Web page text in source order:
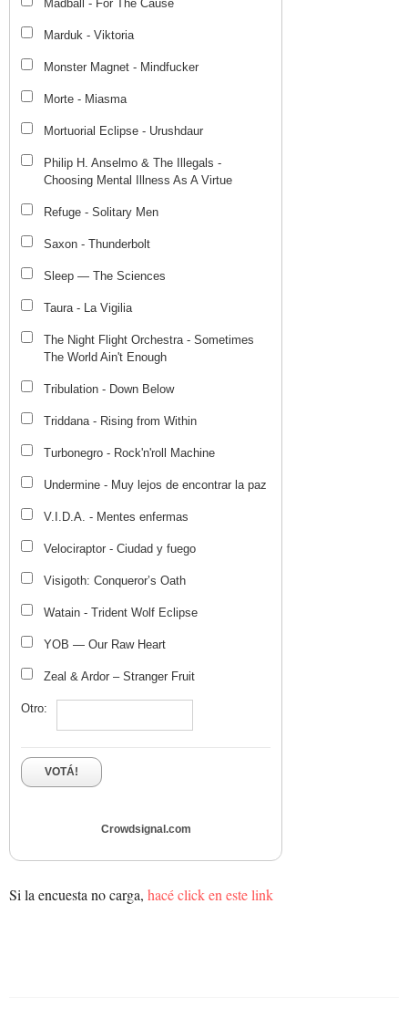
Madball - For The Cause
Marduk - Viktoria
Monster Magnet - Mindfucker
Morte - Miasma
Mortuorial Eclipse - Urushdaur
Philip H. Anselmo & The Illegals -
Choosing Mental Illness As A Virtue
Refuge - Solitary Men
Saxon - Thunderbolt
Sleep — The Sciences
Taura - La Vigilia
The Night Flight Orchestra - Sometimes
The World Ain't Enough
Tribulation - Down Below
Triddana - Rising from Within
Turbonegro - Rock'n'roll Machine
Undermine - Muy lejos de encontrar la paz
V.I.D.A. - Mentes enfermas
Velociraptor - Ciudad y fuego
Visigoth: Conqueror’s Oath
Watain - Trident Wolf Eclipse
YOB — Our Raw Heart
Zeal & Ardor – Stranger Fruit
Otro:
VOTÁ!
Crowdsignal.com
Si la encuesta no carga, hacé click en este link